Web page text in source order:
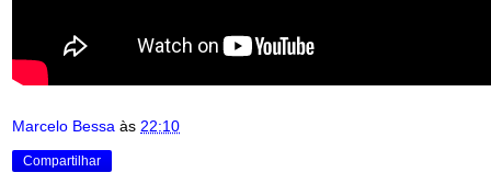
Marcelo Bessa às 22:10
Compartilhar